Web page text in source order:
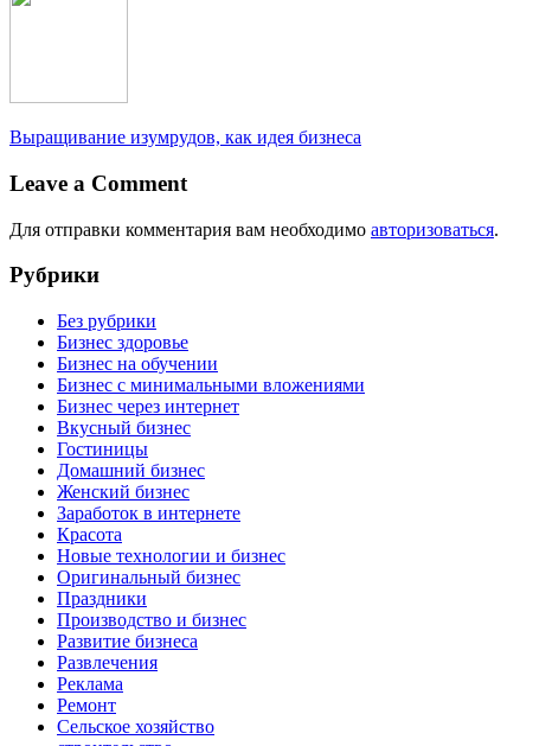
Выращивание изумрудов, как идея бизнеса
Leave a Comment
Для отправки комментария вам необходимо авторизоваться.
Рубрики
Без рубрики
Бизнес здоровье
Бизнес на обучении
Бизнес с минимальными вложениями
Бизнес через интернет
Вкусный бизнес
Гостиницы
Домашний бизнес
Женский бизнес
Заработок в интернете
Красота
Новые технологии и бизнес
Оригинальный бизнес
Праздники
Производство и бизнес
Развитие бизнеса
Развлечения
Реклама
Ремонт
Сельское хозяйство